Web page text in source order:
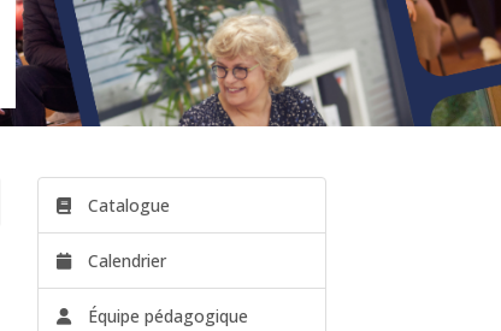
Catalogue
Calendrier
Équipe pédagogique